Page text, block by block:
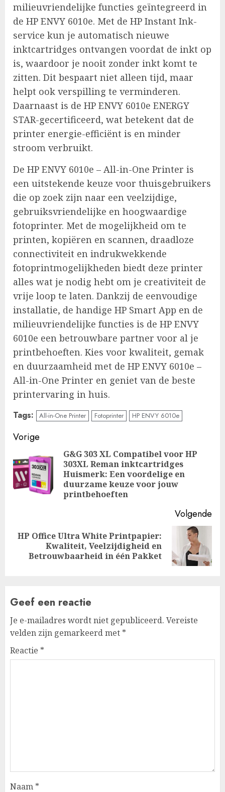
milieuvriendelijke functies geïntegreerd in
de HP ENVY 6010e. Met de HP Instant Ink-
service kun je automatisch nieuwe
inktcartridges ontvangen voordat de inkt op
is, waardoor je nooit zonder inkt komt te
zitten. Dit bespaart niet alleen tijd, maar
helpt ook verspilling te verminderen.
Daarnaast is de HP ENVY 6010e ENERGY
STAR-gecertificeerd, wat betekent dat de
printer energie-efficiënt is en minder
stroom verbruikt.
De HP ENVY 6010e – All-in-One Printer is
een uitstekende keuze voor thuisgebruikers
die op zoek zijn naar een veelzijdige,
gebruiksvriendelijke en hoogwaardige
fotoprinter. Met de mogelijkheid om te
printen, kopiëren en scannen, draadloze
connectiviteit en indrukwekkende
fotoprintmogelijkheden biedt deze printer
alles wat je nodig hebt om je creativiteit de
vrije loop te laten. Dankzij de eenvoudige
installatie, de handige HP Smart App en de
milieuvriendelijke functies is de HP ENVY
6010e een betrouwbare partner voor al je
printbehoeften. Kies voor kwaliteit, gemak
en duurzaamheid met de HP ENVY 6010e –
All-in-One Printer en geniet van de beste
printervaring in huis.
Tags: All-in-One Printer Fotoprinter HP ENVY 6010e
Doorgaan
met
lezen
Vorige
G&G 303 XL Compatibel voor HP
303XL Reman inktcartridges
Huismerk: Een voordelige en
duurzame keuze voor jouw
printbehoeften
Volgende
Volgende
bericht:
HP Office Ultra White Printpapier:
Kwaliteit, Veelzijdigheid en
Betrouwbaarheid in één Pakket
Geef een reactie
Je e-mailadres wordt niet gepubliceerd. Vereiste
velden zijn gemarkeerd met *
Reactie *
Naam *